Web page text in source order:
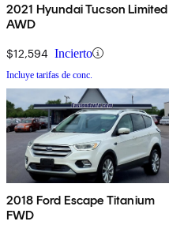
2021 Hyundai Tucson Limited
AWD
$12,594 Incierto
Incluye tarifas de conc.
2018 Ford Escape Titanium
FWD